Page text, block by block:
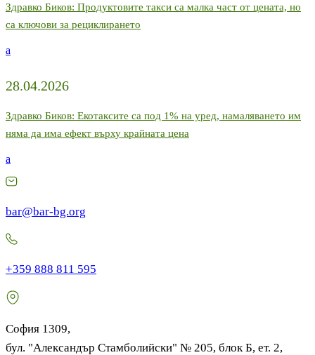
Здравко Биков: Продуктовите такси са малка част от цената, но
са ключови за рециклирането
a
28.04.2026
Здравко Биков: Екотаксите са под 1% на уред, намаляването им
няма да има ефект върху крайната цена
a
bar@bar-bg.org
+359 888 811 595
София 1309,
бул. "Александър Стамболийски" № 205, блок Б, ет. 2,